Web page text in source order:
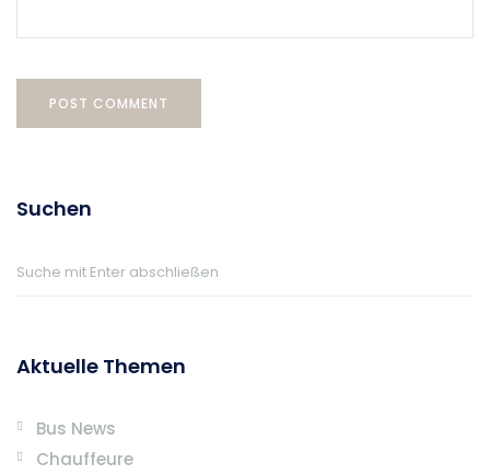
Suchen
Aktuelle Themen
Bus News
Chauffeure